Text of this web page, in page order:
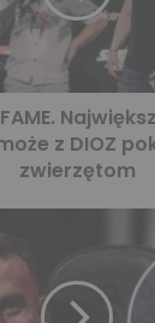
z DIOZ
zwierzętom